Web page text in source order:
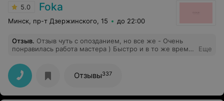
5.0 Foka
Минск, пр-т Дзержинского, 15 до 22:00
Отзыв. Отзыв чуть с опозданием, но все же - Очень
понравилась работа мастера ) Быстро и в то же время
месяц(!) у меня был крутейший маникюр. приду снова,
спасибо!
Еще
Отзывы337